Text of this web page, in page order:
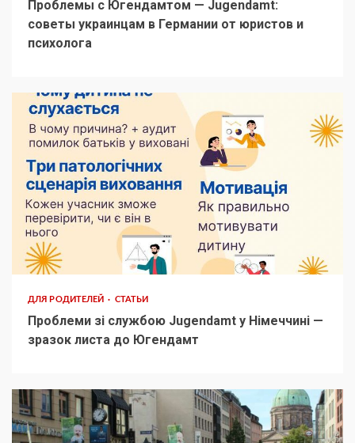
Проблемы с Югендамтом — Jugendamt:
советы украинцам в Германии от юристов и
психолога
ДЛЯ РОДИТЕЛЕЙ СТАТЬИ
Проблеми зі службою Jugendamt у Німеччині —
зразок листа до Югендамт